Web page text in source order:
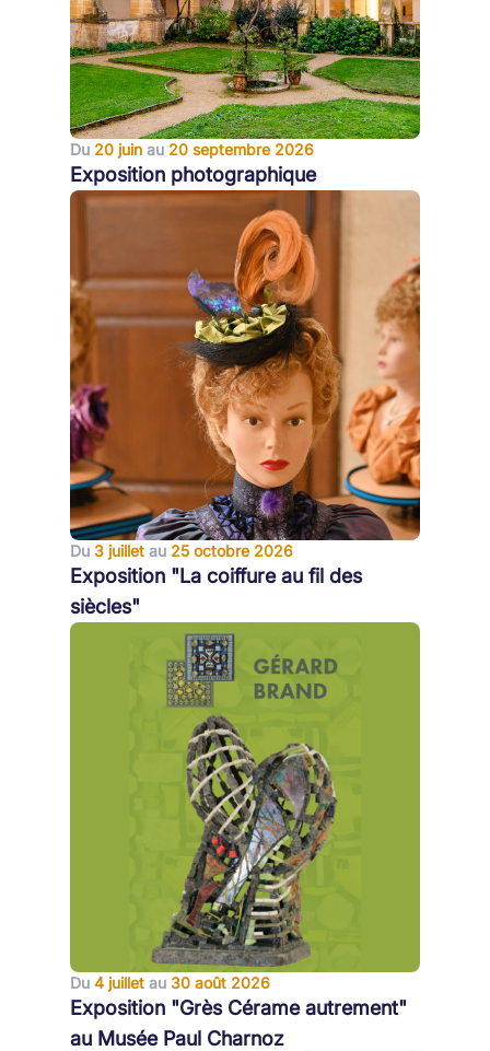
Du 20 juin au 20 septembre 2026
Exposition photographique
Du 3 juillet au 25 octobre 2026
Exposition "La coiffure au fil des
siècles"
Du 4 juillet au 30 août 2026
Exposition "Grès Cérame autrement"
au Musée Paul Charnoz